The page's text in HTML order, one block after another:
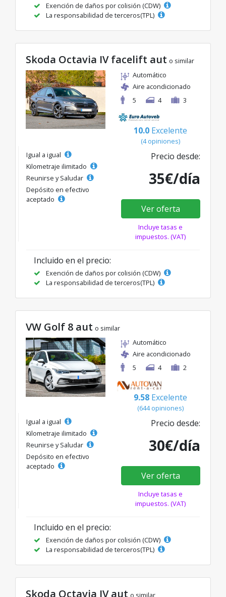
Exención de daños por colisión (CDW)
La responsabilidad de terceros(TPL)
Skoda Octavia IV facelift aut o similar
Automático
Aire acondicionado
5
4 3
10.0 Excelente
(4 opiniones)
Igual a igual
Kilometraje ilimitado
Reunirse y Saludar
Depósito en efectivo
aceptado
Precio desde:
35€/día
Ver oferta
Incluye tasas e
impuestos. (VAT)
Incluido en el precio:
Exención de daños por colisión (CDW)
La responsabilidad de terceros(TPL)
VW Golf 8 aut o similar
Automático
Aire acondicionado
5
4 2
9.58 Excelente
(644 opiniones)
Igual a igual
Kilometraje ilimitado
Reunirse y Saludar
Depósito en efectivo
aceptado
Precio desde:
30€/día
Ver oferta
Incluye tasas e
impuestos. (VAT)
Incluido en el precio:
Exención de daños por colisión (CDW)
La responsabilidad de terceros(TPL)
Skoda Octavia IV aut o similar